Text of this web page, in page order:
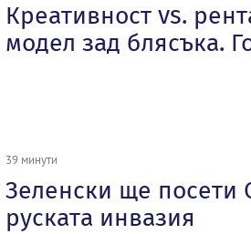
Креативност vs.
модел зад блясъка.
39 минути
Зеленски ще посети
руската инвазия